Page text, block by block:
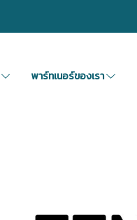
พาร์ทเนอร์ของเรา